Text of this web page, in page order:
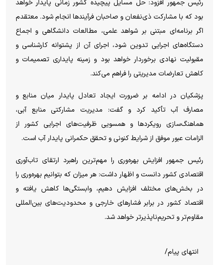
رئیس جمهور افزود: حل مسایل پیچیده کشور زمانی پایدار خواهد
بود که با مشارکت ذی‌نفعان و صاحبان فرآیند‌ها انجام شود. معتقدم
اگر برنامه‌ای مبتنی بر شواهد علمی، مطالعات دانشگاهی و اجماع
دستگاه‌های اجرایی تدوین شود، اجرای آن از پشتوانه کارشناسی و
مقبولیت نهادی برخوردار خواهد بود و زمینه پایداری تصمیمات و
کاهش تعارضات مدیریتی را فراهم می‌کند.
پزشکیان در ادامه بر ضرورت ایجاد تعادل پایدار میان منابع و
مصارف آب تأکید کرد و گفت: مدیریت مشارکتی منابع آبی،
هماهنگ‌سازی رویکرد‌ها و همسویی ظرفیت‌های اجرایی کشور از
الزامات عبور موفق از شرایط کنونی و تحقق حکمرانی پایدار آب است.
رئیس جمهور افزایش بهره‌وری را مهم‌ترین راهبرد ارتقای تاب‌آوری
اقتصادی کشور دانست و اظهار داشت: هر میزان که بتوانیم بهره‌وری را
در بخش‌های مختلف افزایش دهیم، وابستگی‌ها کاهش یافته و
اقتصاد کشور در برابر فشار‌های خارجی و محدودیت‌های بین‌المللی
مقاوم‌تر و تحریم‌ناپذیرتر خواهد شد.
انتهای پیام/